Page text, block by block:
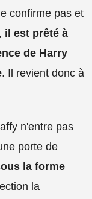
confirme pas et
il est prêté à
de Harry
. Il revient donc à
n'entre pas
porte de
la forme
la